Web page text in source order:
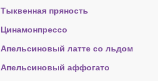
Тыквенная пряность
Цинамонпрессо
Апельсиновый латте со льдом
Апельсиновый аффогато